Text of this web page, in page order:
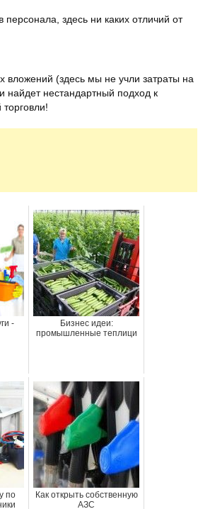
здесь ни каких отличий от
вложений (здесь мы не учли затраты на
найдет нестандартный подход к
-
Бизнес идеи:
промышленные теплици
по
Как открыть собственную
АЗС